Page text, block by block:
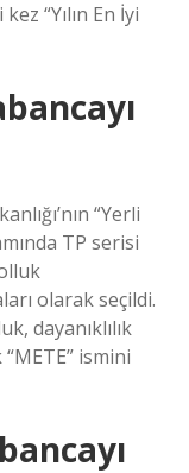
“Yılın En İyi
“Yerli
TP serisi
olarak seçildi.
dayanıklılık
ismini